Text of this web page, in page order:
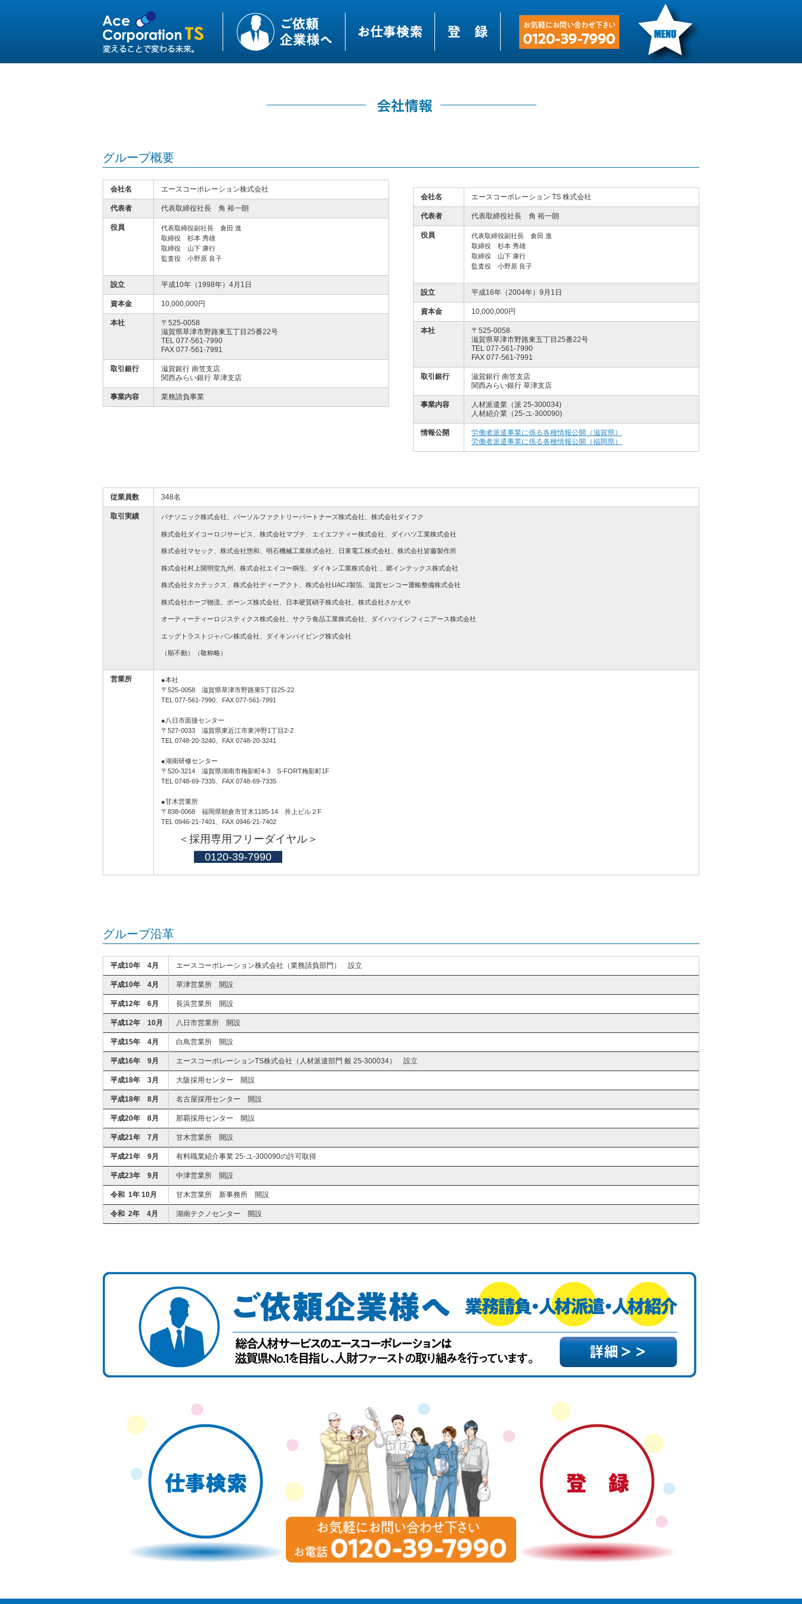
グループ概要
会社名 エースコーポレーション株式会社
代表者 代表取締役社長 角 裕一朗
役員
代表取締役副社長 倉田 進
取締役 杉本 秀雄
取締役 山下 康行
監査役 小野原 良子
設立 平成10年（1998年）4月1日
資本金 10,000,000円
本社
〒525-0058
滋賀県草津市野路東五丁目25番22号
TEL 077-561-7990
FAX 077-561-7991
取引銀行
滋賀銀行 南笠支店
関西みらい銀行 草津支店
事業内容 業務請負事業
会社名 エースコーポレーション TS 株式会社
代表者 代表取締役社長 角 裕一朗
役員
代表取締役副社長 倉田 進
取締役 杉本 秀雄
取締役 山下 康行
監査役 小野原 良子
設立 平成16年（2004年）9月1日
資本金 10,000,000円
本社
〒525-0058
滋賀県草津市野路東五丁目25番22号
TEL 077-561-7990
FAX 077-561-7991
取引銀行
滋賀銀行 南笠支店
関西みらい銀行 草津支店
事業内容
人材派遣業（派 25-300034)
人材紹介業（25-ユ-300090)
情報公開
労働者派遣事業に係る各種情報公開（滋賀県）
労働者派遣事業に係る各種情報公開（福岡県）
従業員数 348名
取引実績 パナソニック株式会社、パーソルファクトリーパートナーズ株式会社、株式会社ダイフク
株式会社ダイコーロジサービス、株式会社マブチ、エイエフティー株式会社、ダイハツ工業株式会社
株式会社マセック、株式会社惣和、明石機械工業株式会社、日東電工株式会社、株式会社皆藤製作所
株式会社村上開明堂九州、株式会社エイコー桐生、ダイキン工業株式会社 、郷インテックス株式会社
株式会社タカテックス、株式会社ディーアクト、株式会社UACJ製箔、滋賀センコー運輸整備株式会社
株式会社ホープ物流、ボーンズ株式会社、日本硬質硝子株式会社、株式会社さかえや
オーティーティーロジスティクス株式会社、サクラ食品工業株式会社、ダイハツインフィニアース株式会社
エッグトラストジャパン株式会社、ダイキンパイピング株式会社
（順不動）（敬称略）
営業所
●本社
〒525-0058 滋賀県草津市野路東5丁目25-22
TEL 077-561-7990、FAX 077-561-7991
●八日市面接センター
〒527-0033 滋賀県東近江市東沖野1丁目2-2
TEL 0748-20-3240、FAX 0748-20-3241
●湖南研修センター
〒520-3214 滋賀県湖南市梅影町4-3 S-FORT梅影町1F
TEL 0748-69-7335、FAX 0748-69-7335
●甘木営業所
〒838-0068 福岡県朝倉市甘木1185-14 井上ビル２F
TEL 0946-21-7401、FAX 0946-21-7402
＜採用専用フリーダイヤル＞
0120-39-7990
グループ沿革
平成10年 4月 エースコーポレーション株式会社（業務請負部門） 設立
平成10年 4月 草津営業所 開設
平成12年 6月 長浜営業所 開設
平成12年 10月 八日市営業所 開設
平成15年 4月 白鳥営業所 開設
平成16年 9月 エースコーポレーションTS株式会社（人材派遣部門 般 25-300034） 設立
平成18年 3月 大阪採用センター 開設
平成18年 8月 名古屋採用センター 開設
平成20年 8月 那覇採用センター 開設
平成21年 7月 甘木営業所 開設
平成21年 9月 有料職業紹介事業 25-ユ-300090の許可取得
平成23年 9月 中津営業所 開設
令和 1年 10月 甘木営業所 新事務所 開設
令和 2年 4月 湖南テクノセンター 開設